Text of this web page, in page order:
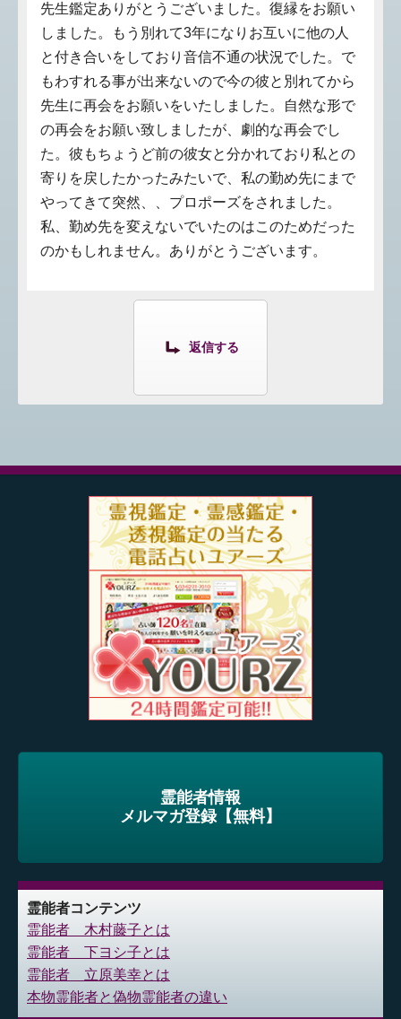
先生鑑定ありがとうございました。復縁をお願い
しました。もう別れて3年になりお互いに他の人
と付き合いをしており音信不通の状況でした。で
もわすれる事が出来ないので今の彼と別れてから
先生に再会をお願いをいたしました。自然な形で
の再会をお願い致しましたが、劇的な再会でし
た。彼もちょうど前の彼女と分かれており私との
寄りを戻したかったみたいで、私の勤め先にまで
やってきて突然、、プロポーズをされました。
私、勤め先を変えないでいたのはこのためだった
のかもしれません。ありがとうございます。
返信する
霊能者情報
メルマガ登録【無料】
霊能者コンテンツ
霊能者 木村藤子とは
霊能者 下ヨシ子とは
霊能者 立原美幸とは
本物霊能者と偽物霊能者の違い